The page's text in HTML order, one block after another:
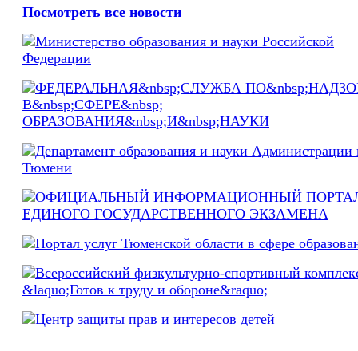
Посмотреть все новости